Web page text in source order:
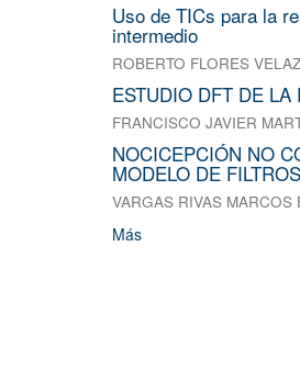
Uso de TICs para la
intermedio
ROBERTO FLORES
ESTUDIO DFT DE LA
FRANCISCO JAVIER
NOCICEPCIÓN NO
MODELO DE
VARGAS RIVAS MARCOS
Más